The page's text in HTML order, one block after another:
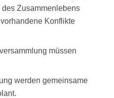
Zusammenlebens
Konflikte
müssen
werden gemeinsame